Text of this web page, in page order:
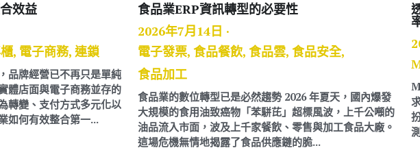
淺談零售業前後台系統整合效益
POS管理,零售業, 門市專櫃,電子商務,連鎖
在台灣高度競爭的零售市場中，品牌經營已不再只是單純
的實體門市買賣，而是進入了實體店面與電子商務並存的
全通路時代。面對顧客消費行為轉變、支付方式多元化以
及營運數據碎片化的挑戰，企業如何有效整合第一...
食品業ERP資訊轉型的必
電子發票,食品餐飲,
食品
食品業的數位轉型已是必然趨
大規模的食用油致癌物「苯駢
油品流入市面，波及上千家餐
這場危機無情地揭露了食品供